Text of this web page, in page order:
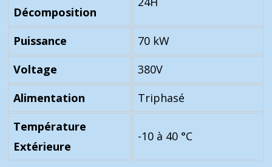
Décomposition
Puissance
70 kW
Voltage
380V
Alimentation
Triphasé
Température
Extérieure
-10 à 40 °C